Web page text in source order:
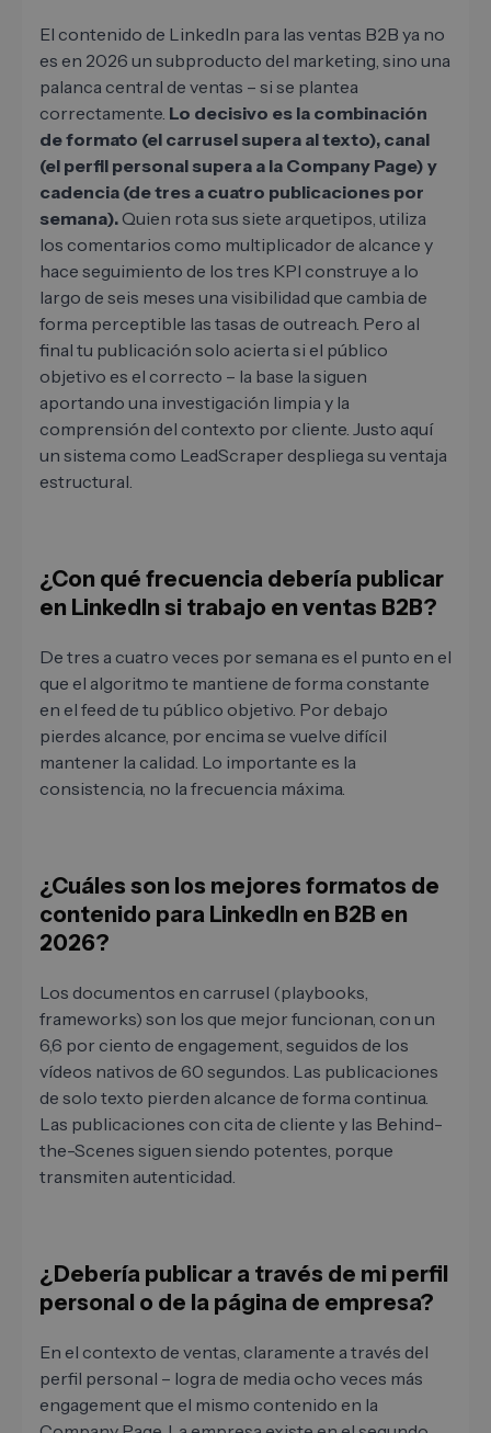
El contenido de LinkedIn para las ventas B2B ya no
es en 2026 un subproducto del marketing, sino una
palanca central de ventas – si se plantea
correctamente. Lo decisivo es la combinación
de formato (el carrusel supera al texto), canal
(el perfil personal supera a la Company Page) y
cadencia (de tres a cuatro publicaciones por
semana). Quien rota sus siete arquetipos, utiliza
los comentarios como multiplicador de alcance y
hace seguimiento de los tres KPI construye a lo
largo de seis meses una visibilidad que cambia de
forma perceptible las tasas de outreach. Pero al
final tu publicación solo acierta si el público
objetivo es el correcto – la base la siguen
aportando una investigación limpia y la
comprensión del contexto por cliente. Justo aquí
un sistema como LeadScraper despliega su ventaja
estructural.
¿Con qué frecuencia debería publicar
en LinkedIn si trabajo en ventas B2B?
De tres a cuatro veces por semana es el punto en el
que el algoritmo te mantiene de forma constante
en el feed de tu público objetivo. Por debajo
pierdes alcance, por encima se vuelve difícil
mantener la calidad. Lo importante es la
consistencia, no la frecuencia máxima.
¿Cuáles son los mejores formatos de
contenido para LinkedIn en B2B en
2026?
Los documentos en carrusel (playbooks,
frameworks) son los que mejor funcionan, con un
6,6 por ciento de engagement, seguidos de los
vídeos nativos de 60 segundos. Las publicaciones
de solo texto pierden alcance de forma continua.
Las publicaciones con cita de cliente y las Behind-
the-Scenes siguen siendo potentes, porque
transmiten autenticidad.
¿Debería publicar a través de mi perfil
personal o de la página de empresa?
En el contexto de ventas, claramente a través del
perfil personal – logra de media ocho veces más
engagement que el mismo contenido en la